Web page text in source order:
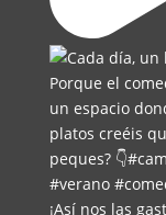
¡Así nos las